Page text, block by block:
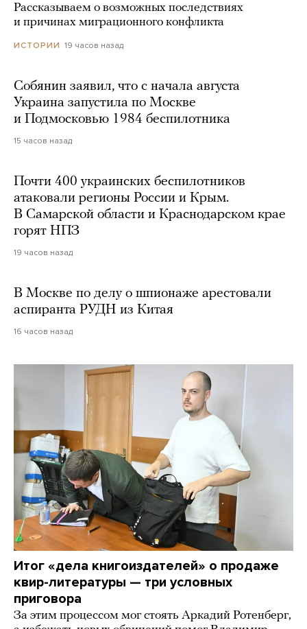
Рассказываем о возможных последствиях
и причинах миграционного конфликта
ИСТОРИИ 19 часов назад
Собянин заявил, что с начала августа
Украина запустила по Москве
и Подмосковью 1984 беспилотника
15 часов назад
Почти 400 украинских беспилотников
атаковали регионы России и Крым.
В Самарской области и Краснодарском крае
горят НПЗ
19 часов назад
В Москве по делу о шпионаже арестовали
аспиранта РУДН из Китая
16 часов назад
Итог «дела книгоиздателей» о продаже
квир-литературы — три условных
приговора
За этим процессом мог стоять Аркадий Ротенберг,